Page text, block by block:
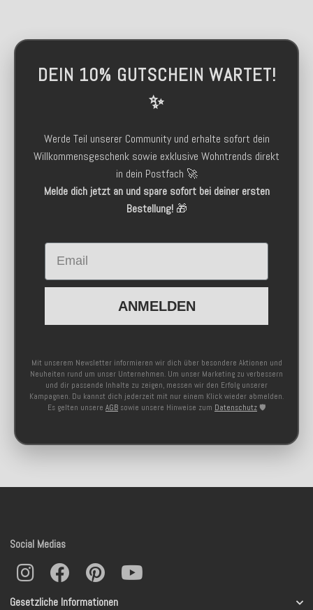
DEIN 10% GUTSCHEIN WARTET!
✨
Werde Teil unserer Community und erhalte sofort dein
Willkommensgeschenk sowie exklusive Wohntrends direkt
in dein Postfach 🚀
Melde dich jetzt an und spare sofort bei deiner ersten
Bestellung!🎁
Email
ANMELDEN
Mit unserem Newsletter informieren wir dich über besondere Aktionen und
Neuheiten rund um unser Unternehmen. Um unser Marketing zu verbessern
und dir passende Inhalte zu zeigen, messen wir den Erfolg unserer
Kampagnen. Du kannst dich jederzeit mit nur einem Klick wieder abmelden.
Es gelten unsere AGB sowie unsere Hinweise zum Datenschutz 🛡️
Gesetzliche Informationen
Social Medias